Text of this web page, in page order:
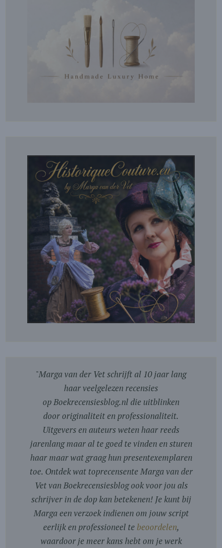
"Marga van der Vet schrijft al 10 jaar lang
haar veelgelezen recensies
op Boekrecensiesblog.nl die uitblinken
door originaliteit en professionaliteit.
Uitgevers en auteurs weten haar reeds
jarenlang maar al te goed te vinden en sturen
haar maar wat graag hun presentexemplaren
toe. Ontdek wat toprecensente Marga van der
Vet van Boekrecensiesblog ook voor jou als
schrijver in de dop kan betekenen! Je kunt bij
Marga een verzoek indienen om jouw script
eerlijk en professioneel te beoordelen,
waardoor je meer kans hebt om je werk